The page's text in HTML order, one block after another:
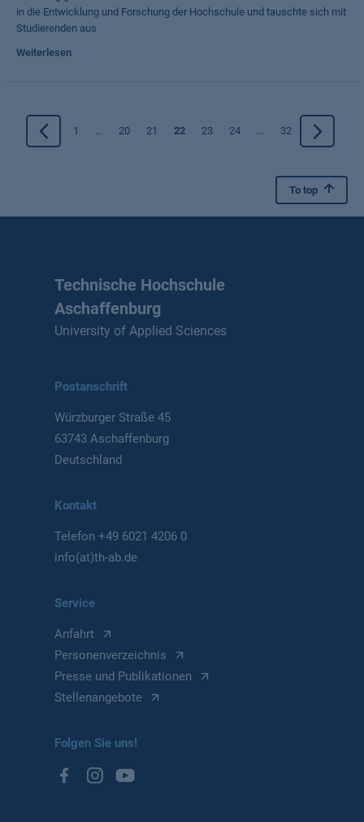
in die Entwicklung und Forschung der Hochschule und tauschte sich mit
Studierenden aus
Weiterlesen
1 ... 20 21 22 23 24 ... 32
To top
Technische Hochschule
Aschaffenburg
University of Applied Sciences
Postanschrift
Würzburger Straße 45
63743 Aschaffenburg
Deutschland
Kontakt
Telefon+49 6021 4206 0
info(at)th-ab.de
Service
Anfahrt
Personenverzeichnis
Presse und Publikationen
Stellenangebote
Folgen Sie uns!